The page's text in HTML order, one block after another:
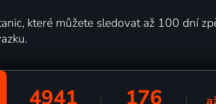
které můžete sledovat až 100 dní
4941 176